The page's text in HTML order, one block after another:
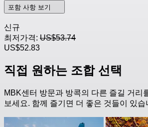
포함 사항 보기
신규
최저가격: US$53.74
US$52.83
직접 원하는 조합 선택
MBK센터 방문과 방콕의 다른 즐길 거리
보세요. 함께 즐기면 더 좋은 것들이 있습